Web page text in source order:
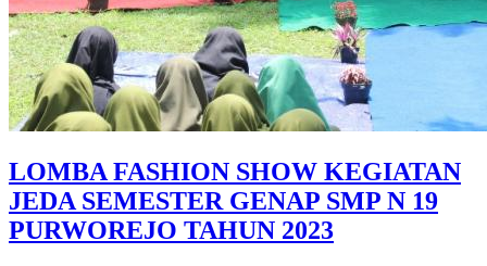
LOMBA FASHION SHOW KEGIATAN
JEDA SEMESTER GENAP SMP N 19
PURWOREJO TAHUN 2023